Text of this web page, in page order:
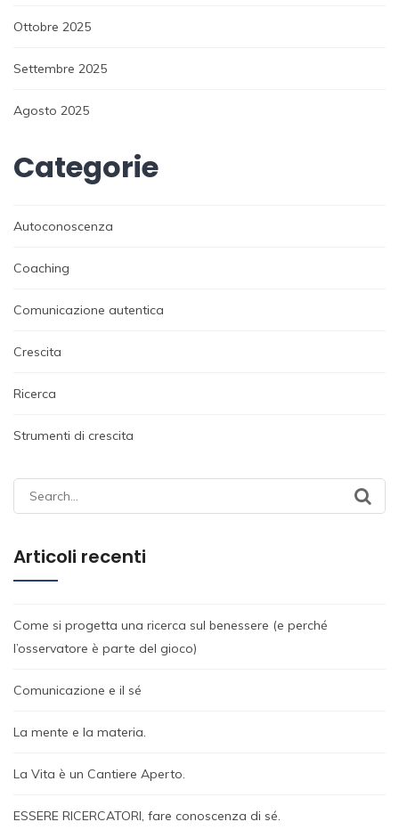
Ottobre 2025
Settembre 2025
Agosto 2025
Categorie
Autoconoscenza
Coaching
Comunicazione autentica
Crescita
Ricerca
Strumenti di crescita
Search
for:
Articoli recenti
Come si progetta una ricerca sul benessere (e perché
l’osservatore è parte del gioco)
Comunicazione e il sé
La mente e la materia.
La Vita è un Cantiere Aperto.
ESSERE RICERCATORI, fare conoscenza di sé.